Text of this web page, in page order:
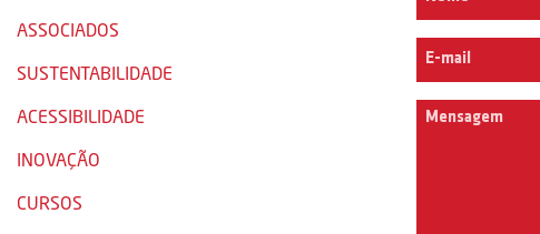
ASSOCIADOS
SUSTENTABILIDADE
ACESSIBILIDADE
INOVAÇÃO
CURSOS